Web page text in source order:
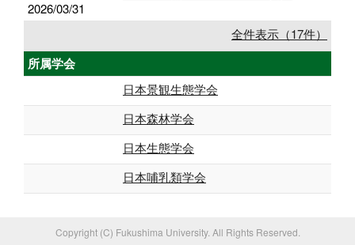
2026/03/31
全件表示（17件）
所属学会
日本景観生態学会
日本森林学会
日本生態学会
日本哺乳類学会
Copyright (C) Fukushima University. All Rights Reserved.